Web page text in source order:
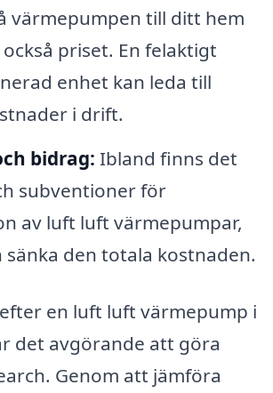
värmepumpen till ditt hem
priset. En felaktigt
enhet kan leda till
i drift.
bidrag: Ibland finns det
subventioner för
av luft luft värmepumpar,
sänka den totala kostnaden.
en luft luft värmepump i
det avgörande att göra
Genom att jämföra